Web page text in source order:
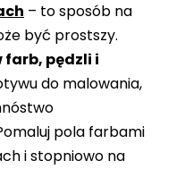
– to sposób na
być prostszy.
farb, pędzli i
do malowania,
pola farbami
i stopniowo na